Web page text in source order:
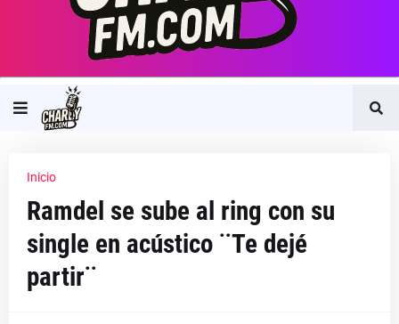
Inicio
Ramdel se sube al ring con su
single en acústico ¨Te dejé
partir¨